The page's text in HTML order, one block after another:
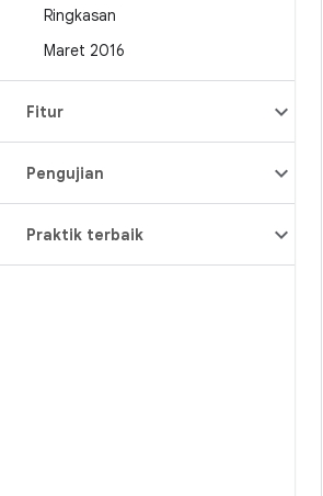
Ringkasan
Maret 2016
Fitur
Pengujian
Praktik terbaik